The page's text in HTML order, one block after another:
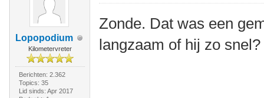
Lopopodium
Kilometervreter
Berichten: 2.362
Topics: 35
Lid sinds: Apr 2017
Zonde. Dat was een
langzaam of hij zo snel?